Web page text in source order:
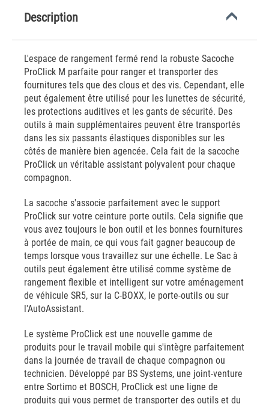
Description
L'espace de rangement fermé rend la robuste Sacoche
ProClick M parfaite pour ranger et transporter des
fournitures tels que des clous et des vis. Cependant, elle
peut également être utilisé pour les lunettes de sécurité,
les protections auditives et les gants de sécurité. Des
outils à main supplémentaires peuvent être transportés
dans les six passants élastiques disponibles sur les
côtés de manière bien agencée. Cela fait de la sacoche
ProClick un véritable assistant polyvalent pour chaque
compagnon.
La sacoche s'associe parfaitement avec le support
ProClick sur votre ceinture porte outils. Cela signifie que
vous avez toujours le bon outil et les bonnes fournitures
à portée de main, ce qui vous fait gagner beaucoup de
temps lorsque vous travaillez sur une échelle. Le Sac à
outils peut également être utilisé comme système de
rangement flexible et intelligent sur votre aménagement
de véhicule SR5, sur la C-BOXX, le porte-outils ou sur
l'AutoAssistant.
Le système ProClick est une nouvelle gamme de
produits pour le travail mobile qui s'intègre parfaitement
dans la journée de travail de chaque compagnon ou
technicien. Développé par BS Systems, une joint-venture
entre Sortimo et BOSCH, ProClick est une ligne de
produits qui vous permet de transporter des outils et du